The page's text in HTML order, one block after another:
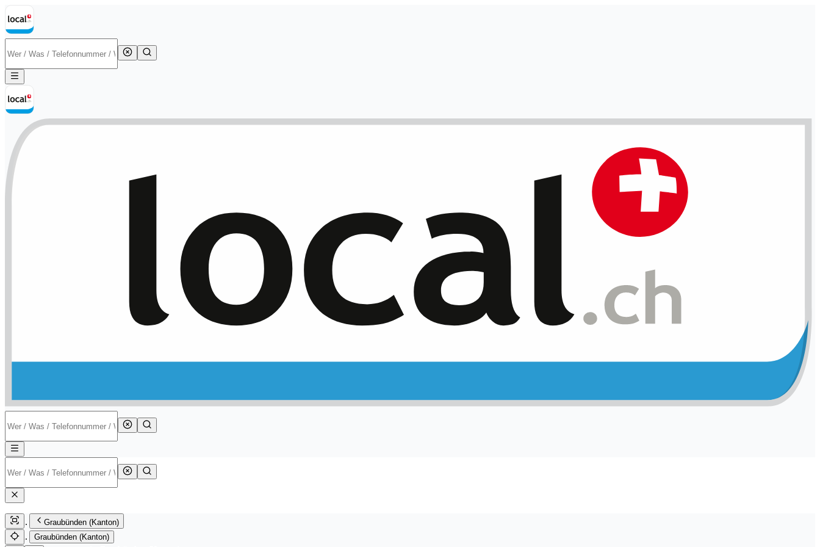
Graubünden (Kanton)
Graubünden (Kanton)